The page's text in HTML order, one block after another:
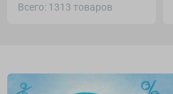
Всего: 1313 товаров